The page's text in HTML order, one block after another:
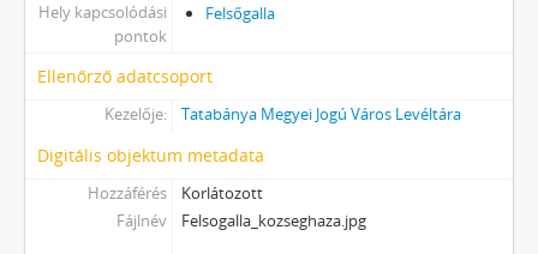
Hely kapcsolódási
pontok
Felsőgalla
Ellenőrző adatcsoport
Kezelője: Tatabánya Megyei Jogú Város Levéltára
Digitális objektum metadata
Hozzáférés
Korlátozott
Fájlnév
Felsogalla_kozseghaza.jpg